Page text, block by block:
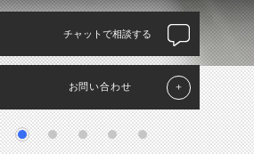
チャットで相談する
お問い合わせ ＋